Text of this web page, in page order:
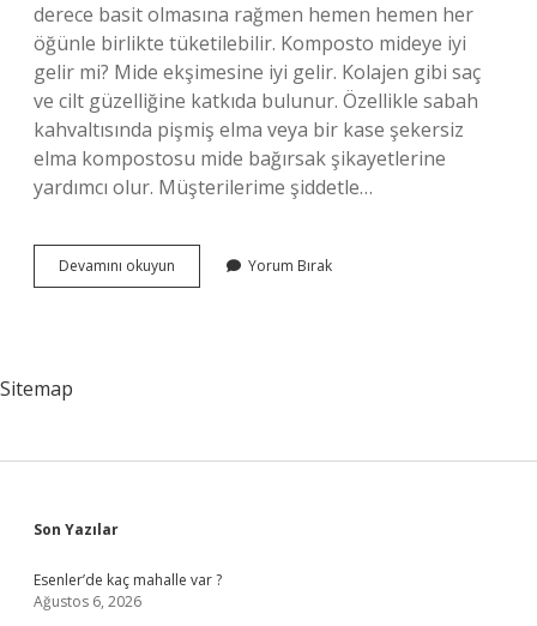
derece basit olmasına rağmen hemen hemen her
öğünle birlikte tüketilebilir. Komposto mideye iyi
gelir mi? Mide ekşimesine iyi gelir. Kolajen gibi saç
ve cilt güzelliğine katkıda bulunur. Özellikle sabah
kahvaltısında pişmiş elma veya bir kase şekersiz
elma kompostosu mide bağırsak şikayetlerine
yardımcı olur. Müşterilerime şiddetle…
Devamını okuyun Komposto
Neye
Yorum Bırak
Sitemap
Sidebar
Son Yazılar
Esenler’de kaç mahalle var ?
Ağustos 6, 2026